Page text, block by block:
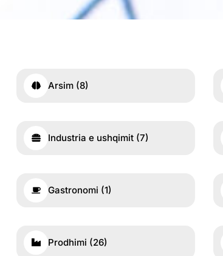
Arsim (8)
Industria e ushqimit (7)
Gastronomi (1)
Prodhimi (26)